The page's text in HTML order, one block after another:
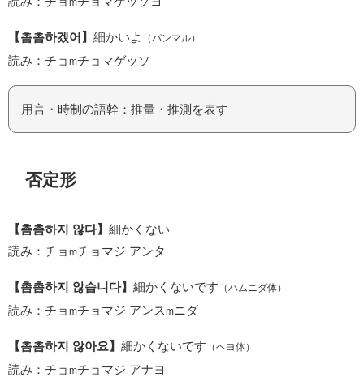
m
【촘촘하겠어】 細かいよ （パンマル）
読み：チョ mチョマゲッソ
用言・時制の語幹：推量・推測を表す
否定形
【촘촘하지 않다】 細かくない
読み：チョ mチョマジ アンタ
【촘촘하지 않습니다】 細かくないです （ハムニダ体）
読み：チョ mチョマジ アンス m ニダ
【촘촘하지 않아요】 細かくないです （ヘヨ体）
読み：チョ mチョマジ アナヨ